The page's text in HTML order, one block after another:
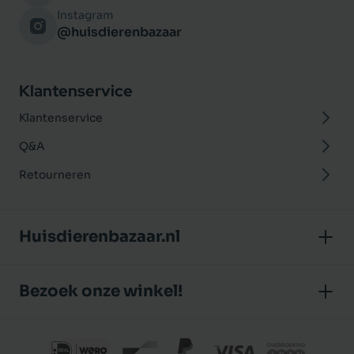
Instagram
@huisdierenbazaar
Klantenservice
Klantenservice
Q&A
Retourneren
Huisdierenbazaar.nl
Bezoek onze winkel!